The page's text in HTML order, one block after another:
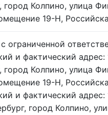
город Колпино, улица
19-Н,
ограниченной
и фактический
город Колпино, улица
19-Н,
и фактический адрес:
город Колпино,